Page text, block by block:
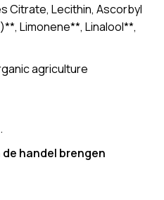
Citrate, Lecithin, Ascorbyl
Limonene**, Linalool**,
agriculture
handel brengen